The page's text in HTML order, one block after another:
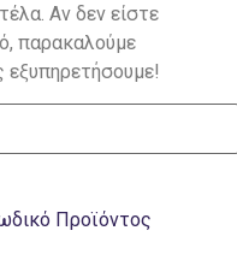
Αν δεν είστε
παρακαλούμε
εξυπηρετήσουμε!
Προϊόντος